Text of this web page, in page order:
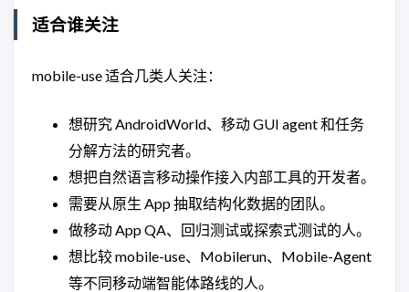
适合谁关注
mobile-use 适合几类人关注：
想研究 AndroidWorld、移动 GUI agent 和任务
分解方法的研究者。
想把自然语言移动操作接入内部工具的开发者。
需要从原生 App 抽取结构化数据的团队。
做移动 App QA、回归测试或探索式测试的人。
想比较 mobile-use、Mobilerun、Mobile-Agent
等不同移动端智能体路线的人。